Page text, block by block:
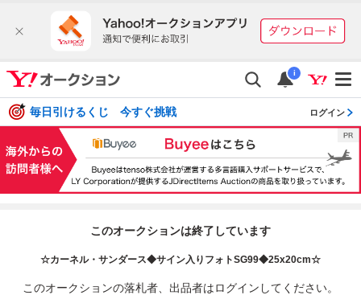
i
毎日引けるくじ 今すぐ挑戦 ログイン
このオークションは終了しています
☆カーネル・サンダース◆サイン入りフォトSG99◆25x20cm☆
このオークションの落札者、出品者はログインしてください。